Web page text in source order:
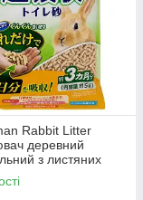
Rabbit Litter
деревний
з листяних
кроликів 5 л